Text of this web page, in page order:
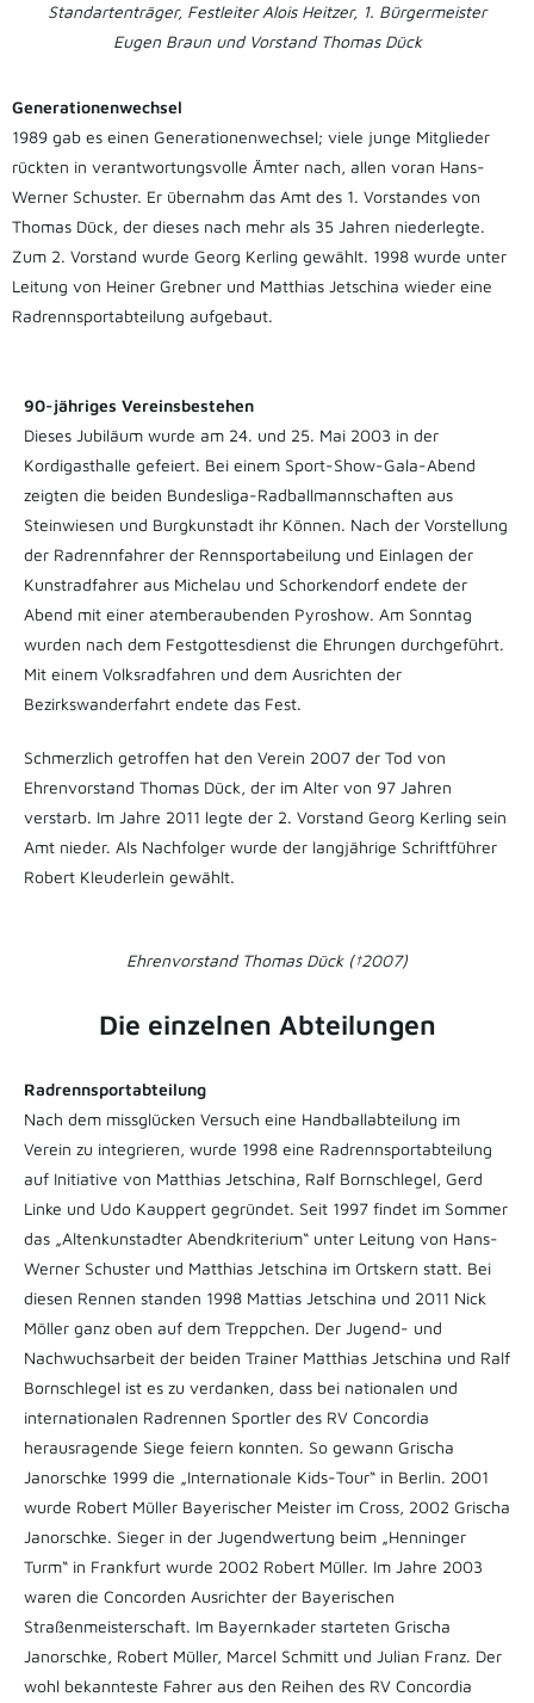
Standartenträger, Festleiter Alois Heitzer, 1. Bürgermeister
Eugen Braun und Vorstand Thomas Dück
Generationenwechsel
1989 gab es einen Generationenwechsel; viele junge Mitglieder
rückten in verantwortungsvolle Ämter nach, allen voran Hans-
Werner Schuster. Er übernahm das Amt des 1. Vorstandes von
Thomas Dück, der dieses nach mehr als 35 Jahren niederlegte.
Zum 2. Vorstand wurde Georg Kerling gewählt. 1998 wurde unter
Leitung von Heiner Grebner und Matthias Jetschina wieder eine
Radrennsportabteilung aufgebaut.
90-jähriges Vereinsbestehen
Dieses Jubiläum wurde am 24. und 25. Mai 2003 in der
Kordigasthalle gefeiert. Bei einem Sport-Show-Gala-Abend
zeigten die beiden Bundesliga-Radballmannschaften aus
Steinwiesen und Burgkunstadt ihr Können. Nach der Vorstellung
der Radrennfahrer der Rennsportabeilung und Einlagen der
Kunstradfahrer aus Michelau und Schorkendorf endete der
Abend mit einer atemberaubenden Pyroshow. Am Sonntag
wurden nach dem Festgottesdienst die Ehrungen durchgeführt.
Mit einem Volksradfahren und dem Ausrichten der
Bezirkswanderfahrt endete das Fest.
Schmerzlich getroffen hat den Verein 2007 der Tod von
Ehrenvorstand Thomas Dück, der im Alter von 97 Jahren
verstarb. Im Jahre 2011 legte der 2. Vorstand Georg Kerling sein
Amt nieder. Als Nachfolger wurde der langjährige Schriftführer
Robert Kleuderlein gewählt.
Ehrenvorstand Thomas Dück (†2007)
Die einzelnen Abteilungen
Radrennsportabteilung
Nach dem missglücken Versuch eine Handballabteilung im
Verein zu integrieren, wurde 1998 eine Radrennsportabteilung
auf Initiative von Matthias Jetschina, Ralf Bornschlegel, Gerd
Linke und Udo Kauppert gegründet. Seit 1997 findet im Sommer
das „Altenkunstadter Abendkriterium“ unter Leitung von Hans-
Werner Schuster und Matthias Jetschina im Ortskern statt. Bei
diesen Rennen standen 1998 Mattias Jetschina und 2011 Nick
Möller ganz oben auf dem Treppchen. Der Jugend- und
Nachwuchsarbeit der beiden Trainer Matthias Jetschina und Ralf
Bornschlegel ist es zu verdanken, dass bei nationalen und
internationalen Radrennen Sportler des RV Concordia
herausragende Siege feiern konnten. So gewann Grischa
Janorschke 1999 die „Internationale Kids-Tour“ in Berlin. 2001
wurde Robert Müller Bayerischer Meister im Cross, 2002 Grischa
Janorschke. Sieger in der Jugendwertung beim „Henninger
Turm“ in Frankfurt wurde 2002 Robert Müller. Im Jahre 2003
waren die Concorden Ausrichter der Bayerischen
Straßenmeisterschaft. Im Bayernkader starteten Grischa
Janorschke, Robert Müller, Marcel Schmitt und Julian Franz. Der
wohl bekannteste Fahrer aus den Reihen des RV Concordia